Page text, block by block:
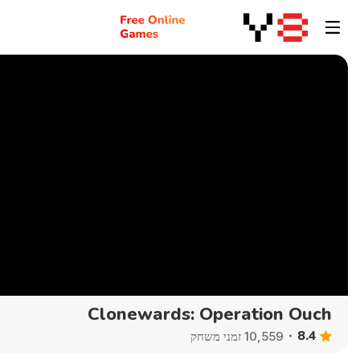
Clonewards: Operation Ouch
8.4 10,559 זמני משחק